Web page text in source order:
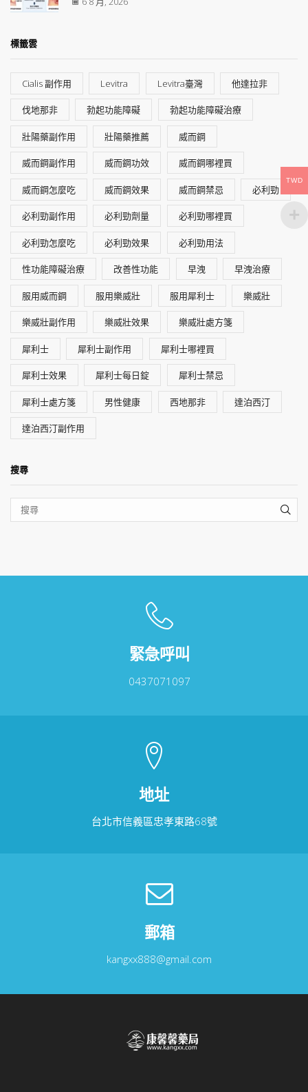
標籤雲
Cialis 副作用 Levitra Levitra臺灣 他達拉非
伐地那非 勃起功能障礙 勃起功能障礙治療
壯陽藥副作用 壯陽藥推薦 威而鋼
威而鋼副作用 威而鋼功效 威而鋼哪裡買
威而鋼怎麼吃 威而鋼效果 威而鋼禁忌 必利勁
必利勁副作用 必利勁劑量 必利勁哪裡買
必利勁怎麼吃 必利勁效果 必利勁用法
性功能障礙治療 改善性功能 早洩 早洩治療
服用威而鋼 服用樂威壯 服用犀利士 樂威壯
樂威壯副作用 樂威壯效果 樂威壯處方箋
犀利士 犀利士副作用 犀利士哪裡買
犀利士效果 犀利士每日錠 犀利士禁忌
犀利士處方箋 男性健康 西地那非 達泊西汀
達泊西汀副作用
搜尋
緊急呼叫
0437071097
地址
台北市信義區忠孝東路68號
郵箱
kangxx888@gmail.com
TWD